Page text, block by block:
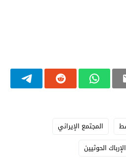
المجتمع الإيراني
الحوثيين